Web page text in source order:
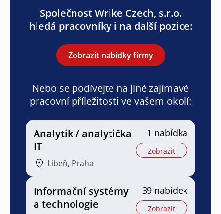
Společnost Wrike Czech, s.r.o.
hledá pracovníky i na další pozice:
Zobrazit nabídky firmy
Nebo se podívejte na jiné zajímavé
pracovní příležitosti ve vašem okolí:
Analytik / analytička
IT
Libeň, Praha
1 nabídka
Zobrazit
Informační systémy
a technologie
39 nabídek
Zobrazit